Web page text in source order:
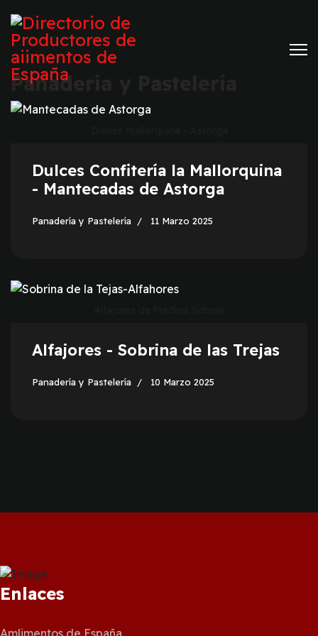
Panadería y Pastelería
Dulces Confitería la Mallorquina
- Mantecadas de Astorga
Panadería y Pastelería 11 Marzo 2025
Alfajores - Sobrina de las Trejas
Panadería y Pastelería 10 Marzo 2025
Enlaces
Amlimentos de España